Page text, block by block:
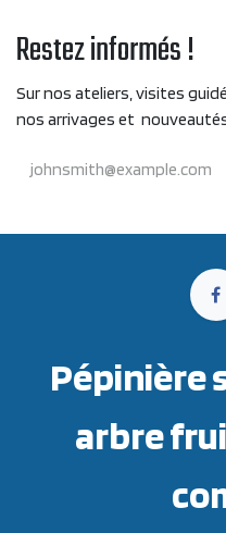
Restez informés !
Sur nos ateliers, visites
nos arrivages et
Pépinière
arbre